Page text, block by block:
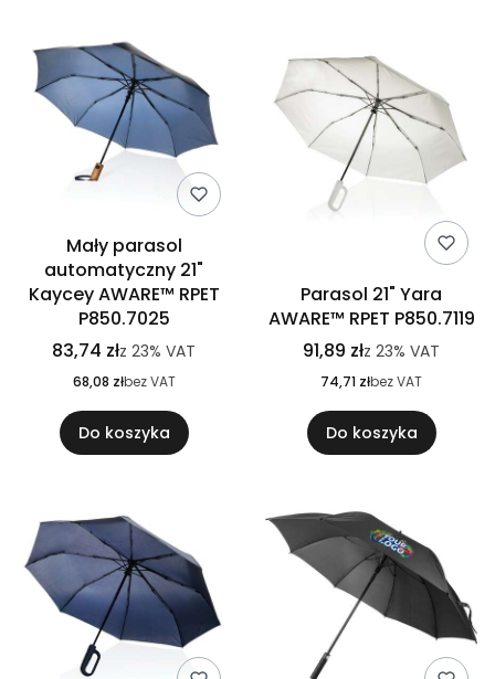
Mały parasol
automatyczny 21"
Kaycey AWARE™ RPET
P850.7025
83,74 złz 23% VAT
68,08 złbez VAT
Do koszyka
Parasol 21" Yara
AWARE™ RPET P850.7119
91,89 złz 23% VAT
74,71 złbez VAT
Do koszyka